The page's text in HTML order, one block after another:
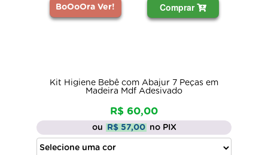
BoOoOra Ver! Comprar
Kit Higiene Bebê com Abajur 7 Peças em
Madeira Mdf Adesivado
R$ 60,00
ou R$ 57,00 no PIX